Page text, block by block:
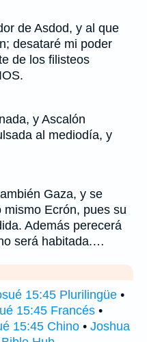
de Asdod, y al que
desataré mi poder
de los filisteos
y Ascalón
al mediodía, y
Gaza, y se
Ecrón, pues su
Además perecerá
será habitada.…
15:45 Plurilingüe •
15:45 Francés •
15:45 Chino • Joshua